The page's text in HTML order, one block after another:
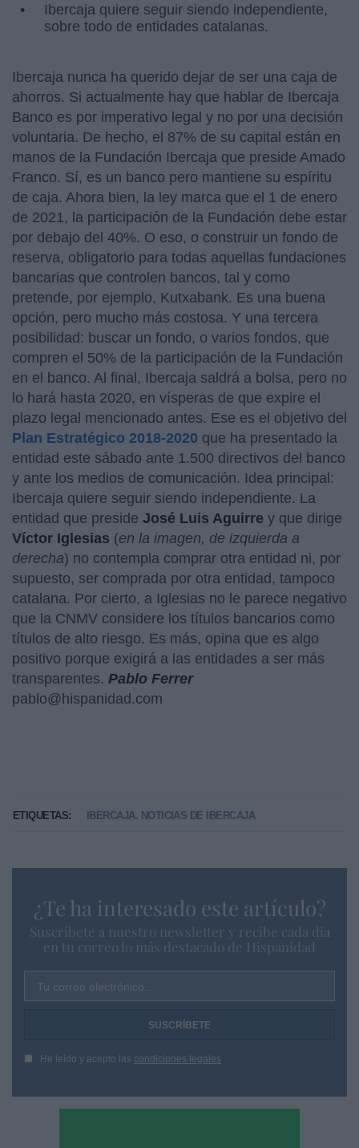
Ibercaja quiere seguir siendo independiente,
sobre todo de entidades catalanas.
Ibercaja nunca ha querido dejar de ser una caja de
ahorros. Si actualmente hay que hablar de Ibercaja
Banco es por imperativo legal y no por una decisión
voluntaria. De hecho, el 87% de su capital están en
manos de la Fundación Ibercaja que preside Amado
Franco. Sí, es un banco pero mantiene su espíritu
de caja. Ahora bien, la ley marca que el 1 de enero
de 2021, la participación de la Fundación debe estar
por debajo del 40%. O eso, o construir un fondo de
reserva, obligatorio para todas aquellas fundaciones
bancarias que controlen bancos, tal y como
pretende, por ejemplo, Kutxabank. Es una buena
opción, pero mucho más costosa. Y una tercera
posibilidad: buscar un fondo, o varios fondos, que
compren el 50% de la participación de la Fundación
en el banco. Al final, Ibercaja saldrá a bolsa, pero no
lo hará hasta 2020, en vísperas de que expire el
plazo legal mencionado antes. Ese es el objetivo del
Plan Estratégico 2018-2020 que ha presentado la
entidad este sábado ante 1.500 directivos del banco
y ante los medios de comunicación. Idea principal:
Ibercaja quiere seguir siendo independiente. La
entidad que preside José Luis Aguirre y que dirige
Víctor Iglesias (en la imagen, de izquierda a
derecha) no contempla comprar otra entidad ni, por
supuesto, ser comprada por otra entidad, tampoco
catalana. Por cierto, a Iglesias no le parece negativo
que la CNMV considere los títulos bancarios como
títulos de alto riesgo. Es más, opina que es algo
positivo porque exigirá a las entidades a ser más
transparentes. Pablo Ferrer
pablo@hispanidad.com
ETIQUETAS: IBERCAJA. NOTICIAS DE IBERCAJA
¿Te ha interesado este artículo?
Suscríbete a nuestro newsletter y recibe cada dia
en tu correo lo más destacado de Hispanidad
Tu correo electrónico...
He leído y acepto las condiciones legales